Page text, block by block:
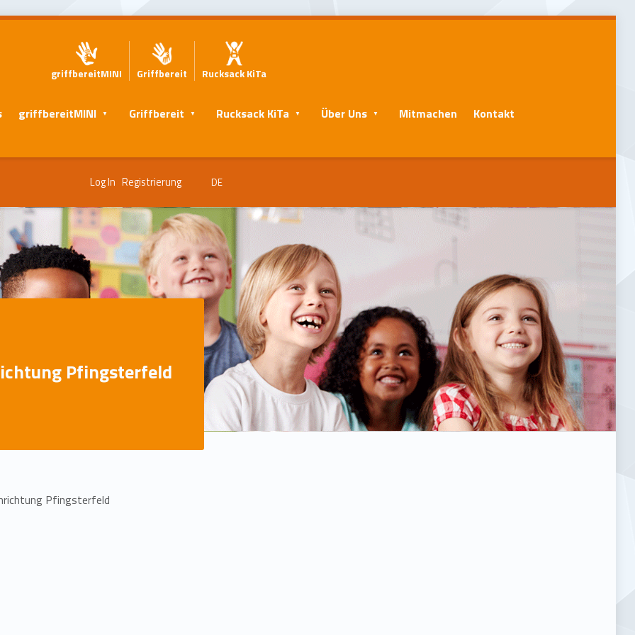
griffbereitMINI Griffbereit Rucksack KiTa
griffbereitMINI Griffbereit Rucksack KiTa Über Uns Mitmachen Kontakt
Log In Registrierung DE
Pfingsterfeld
Pfingsterfeld